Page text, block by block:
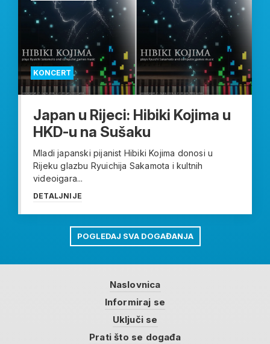
KONCERT
Japan u Rijeci: Hibiki Kojima u
HKD-u na Sušaku
Mladi japanski pijanist Hibiki Kojima donosi u
Rijeku glazbu Ryuichija Sakamota i kultnih
videoigara...
DETALJNIJE
POGLEDAJ SVA DOGAĐANJA
Naslovnica
Informiraj se
Uključi se
Prati što se događa